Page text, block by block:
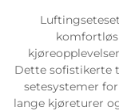
Dette sofistikerte
setesystemer
lange kjøreturer